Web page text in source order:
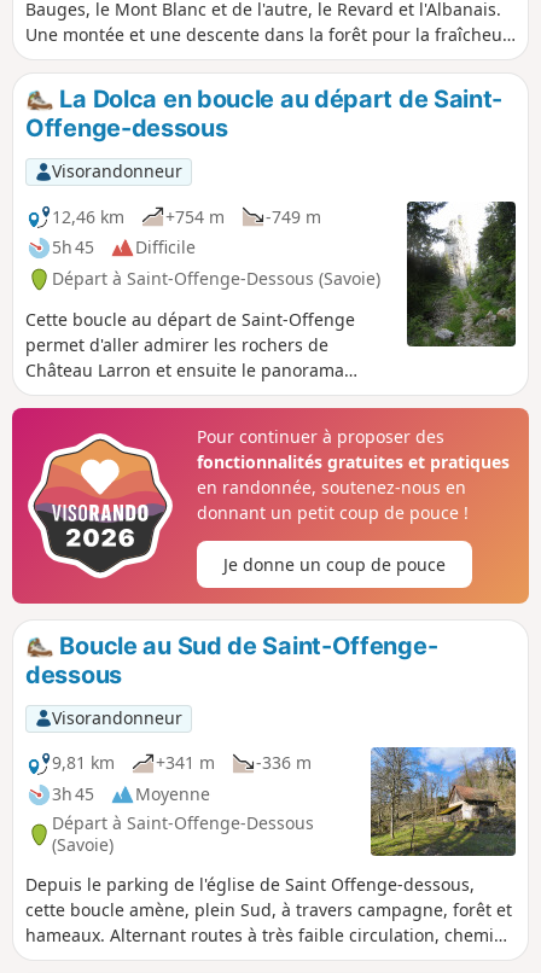
Bauges, le Mont Blanc et de l'autre, le Revard et l'Albanais.
Une montée et une descente dans la forêt pour la fraîcheur,
un plateau en alpage en haut pour la vue, cette balade
présente de nombreuses qualités. Ce circuit ne présente
pas de difficulté technique. À noter un passage avec câble
sans grande difficulté après les chalets Mermet.
La Dolca en boucle au départ de Saint-
Offenge-dessous
Visorandonneur
12,46 km
+754 m
-749 m
5h 45
Difficile
Départ à Saint-Offenge-Dessous (Savoie)
Cette boucle au départ de Saint-Offenge
permet d'aller admirer les rochers de
Château Larron et ensuite le panorama
depuis le sommet de la Dolca. Belle vue sur
depuis le Chalet Trousset. Belles vues
également depuis le Golet du Pont.
Pour continuer à proposer des
fonctionnalités gratuites et pratiques
en randonnée, soutenez-nous en
donnant un petit coup de pouce !
Je donne un coup de pouce
Boucle au Sud de Saint-Offenge-
dessous
Visorandonneur
9,81 km
+341 m
-336 m
3h 45
Moyenne
Départ à Saint-Offenge-Dessous
(Savoie)
Depuis le parking de l'église de Saint Offenge-dessous,
cette boucle amène, plein Sud, à travers campagne, forêt et
hameaux. Alternant routes à très faible circulation, chemins
et sentiers, elle réserve quelques jolies vues.